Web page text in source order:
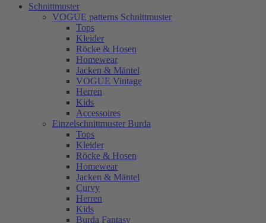
Schnittmuster
VOGUE patterns Schnittmuster
Tops
Kleider
Röcke & Hosen
Homewear
Jacken & Mäntel
VOGUE Vintage
Herren
Kids
Accessoires
Einzelschnittmuster Burda
Tops
Kleider
Röcke & Hosen
Homewear
Jacken & Mäntel
Curvy
Herren
Kids
Burda Fantasy